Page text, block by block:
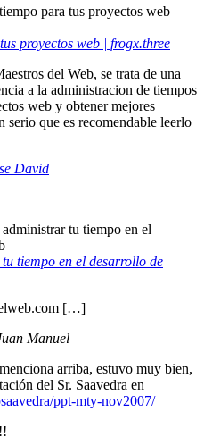
proyectos web | frogx.three
del Web, se trata de una
a la administracion de tiempos
web y obtener mejores
serio que es recomendable leerlo
David
tiempo en el desarrollo de
[…]
Manuel
arriba, estuvo muy bien,
del Sr. Saavedra en
ppt-mty-nov2007/